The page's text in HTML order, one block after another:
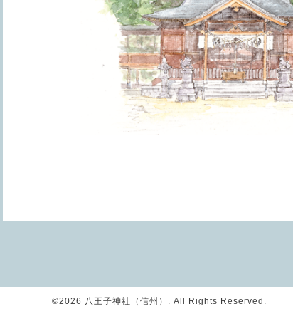
©2026 八王子神社（信州） . All Rights Reserved.